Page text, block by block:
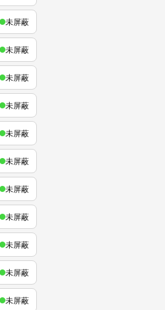
未屏蔽
未屏蔽
未屏蔽
未屏蔽
未屏蔽
未屏蔽
未屏蔽
未屏蔽
未屏蔽
未屏蔽
未屏蔽